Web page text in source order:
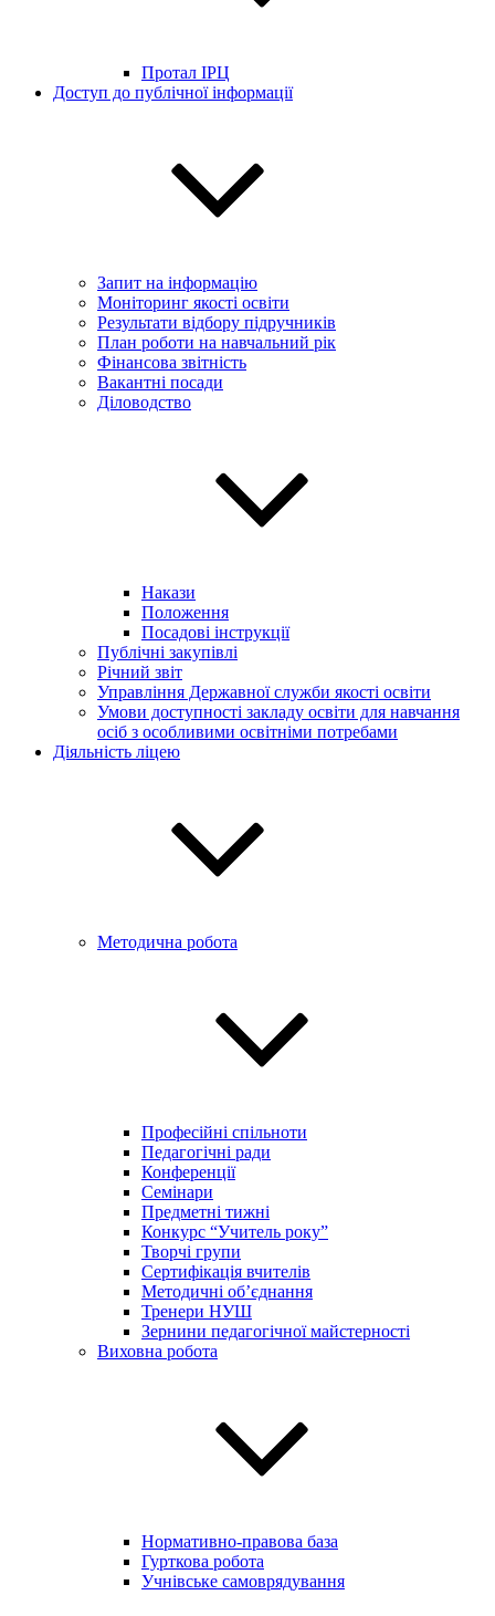
Протал ІРЦ
Доступ до публічної інформації
Запит на інформацію
Моніторинг якості освіти
Результати відбору підручників
План роботи на навчальний рік
Фінансова звітність
Вакантні посади
Діловодство
Накази
Положення
Посадові інструкції
Публічні закупівлі
Річний звіт
Управління Державної служби якості освіти
Умови доступності закладу освіти для навчання
осіб з особливими освітніми потребами
Діяльність ліцею
Методична робота
Професійні спільноти
Педагогічні ради
Конференції
Семінари
Предметні тижні
Конкурс “Учитель року”
Творчі групи
Сертифікація вчителів
Методичні об’єднання
Тренери НУШ
Зернини педагогічної майстерності
Виховна робота
Нормативно-правова база
Гурткова робота
Учнівське самоврядування